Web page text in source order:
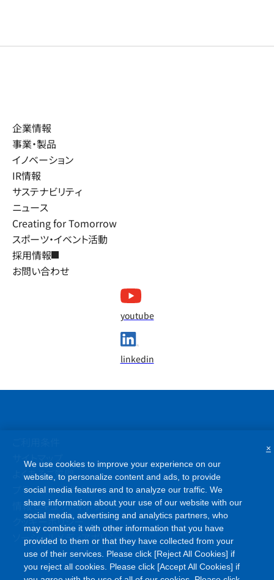
企業情報
事業・製品
イノベーション
IR情報
サステナビリティ
ニュース
Creating for Tomorrow
スポーツ・イベント活動
採用情報
お問い合わせ
youtube
linkedin
サイトマップ
よくあるご質問
プライバシーポリシー
情報セキュリティポリシー
クッキーポリシー
ソーシャルメディアポリシー
We use cookies to improve your experience on our
website, to personalize content and ads, to provide
social media features and to analyze our traffic. We
share information about your use of our website with our
social media, advertising and analytics partners, who
may combine it with other information that you have
provided to them or that they have collected from your
use of their services. Please click [Reject All Cookies] if
you reject all cookies. Please click [Accept All Cookies] if
×